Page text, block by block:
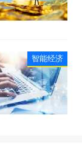
智能经济